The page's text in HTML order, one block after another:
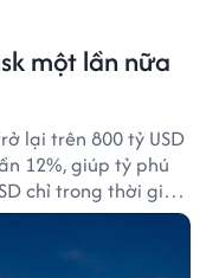
một lần nữa
lại trên 800 tỷ USD
12%, giúp tỷ phú
chỉ trong thời gian